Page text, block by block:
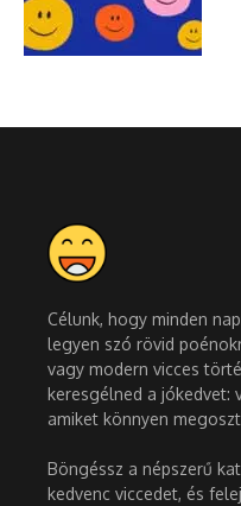
Célunk, hogy minden
legyen szó rövid
vagy modern vicces
keresgélned a jókedvet:
amiket könnyen
Böngéssz a népszerű
kedvenc viccedet, és